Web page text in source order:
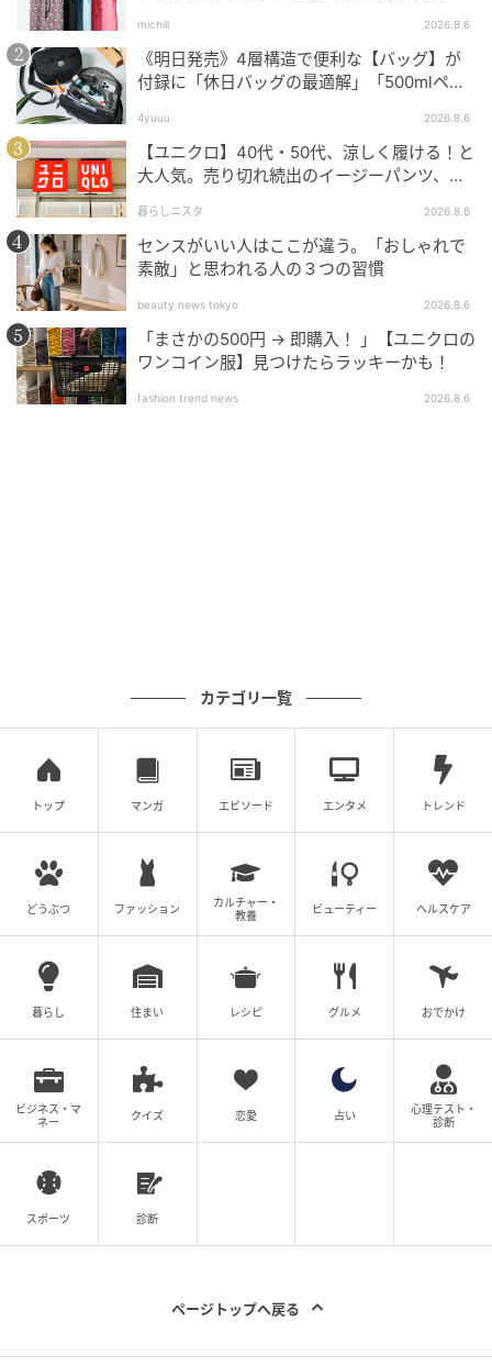
michill 2026.8.6
《明日発売》4層構造で便利な【バッグ】が
付録に「休日バッグの最適解」「500mlペッ
4yuuu 2026.8.6
【ユニクロ】40代・50代、涼しく履ける！と
大人気。売り切れ続出のイージーパンツ、買
暮らしニスタ 2026.8.6
センスがいい人はここが違う。「おしゃれで
素敵」と思われる人の３つの習慣
beauty news tokyo 2026.8.6
「まさかの500円 → 即購入！ 」【ユニクロの
ワンコイン服】見つけたらラッキーかも！
fashion trend news 2026.8.6
カテゴリ一覧
トップ マンガ エピソード エンタメ トレンド
どうぶつ ファッション
カルチャー・
教養
ビューティー ヘルスケア
暮らし 住まい レシピ グルメ おでかけ
ビジネス・マ
ネー
クイズ 恋愛 占い
心理テスト・
診断
スポーツ 診断
ページトップへ戻る